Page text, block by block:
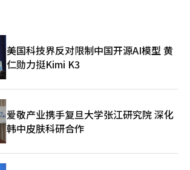
应不稳定已达极限。如果三星能够证明2纳米
工智能（AI）系统翻译与编辑。
S26 Ultra展示了顶尖技术，搭载高通骁
供强大计算能力，充电速度显著提升，有线
别是摄像头模块的改进，广角光圈设计将显著
最引人注目的创新是Ultra型号的“隐私显
角度下模糊屏幕内容，增强公共场所的安全
规格竞争达到极限的智能手机市场中，寻求用
略。专家认为，Galaxy S26系列对三星电子来
导地位和证明代工技术的重要考验。
S26 Ultra可能像2018年的Galaxy S9
如果2纳米Exynos成功推出，隐私显示等新技
星有望在高端手机市场再次巩固其领导地位。
（AI）系统翻译与编辑。
美国科技界反对限制中国开源AI模型 黄
仁勋力挺Kimi K3
爱敬产业携手复旦大学张江研究院 深化
韩中皮肤科研合作